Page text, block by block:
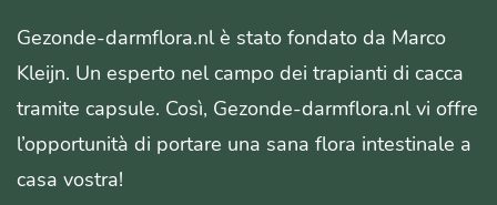
Gezonde-darmflora.nl è stato fondato da Marco
Kleijn. Un esperto nel campo dei trapianti di cacca
tramite capsule. Così, Gezonde-darmflora.nl vi offre
l’opportunità di portare una sana flora intestinale a
casa vostra!